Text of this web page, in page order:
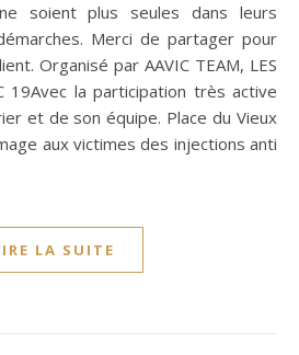
soient plus seules dans leurs
Merci de partager pour
Organisé par AAVIC TEAM, LES
19Avec la participation très active
et de son équipe. Place du Vieux
aux victimes des injections anti
LA SUITE